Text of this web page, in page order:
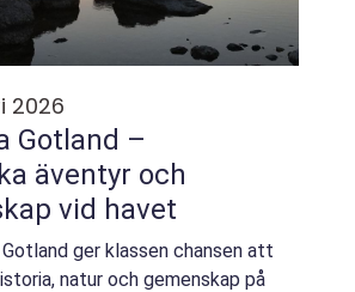
2026
Gotland –
äventyr och
vid havet
Gotland ger klassen chansen att
natur och gemenskap på